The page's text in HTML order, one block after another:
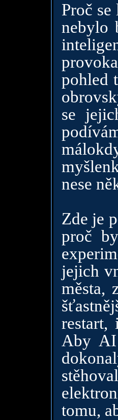
Proč
nebylo
pohled
se
nese
Zde je
proč
jejich
města,
restart,
Aby AI
tomu,